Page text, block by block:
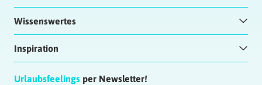
Wissenswertes
Inspiration
Urlaubsfeelings per Newsletter!